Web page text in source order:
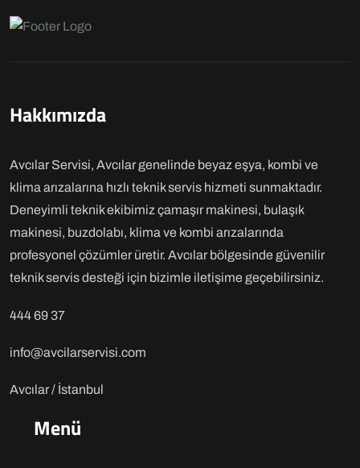
Hakkımızda
Avcılar Servisi, Avcılar genelinde beyaz eşya, kombi ve
klima arızalarına hızlı teknik servis hizmeti sunmaktadır.
Deneyimli teknik ekibimiz çamaşır makinesi, bulaşık
makinesi, buzdolabı, klima ve kombi arızalarında
profesyonel çözümler üretir. Avcılar bölgesinde güvenilir
teknik servis desteği için bizimle iletişime geçebilirsiniz.
444 69 37
info@avcilarservisi.com
Avcılar / İstanbul
Menü